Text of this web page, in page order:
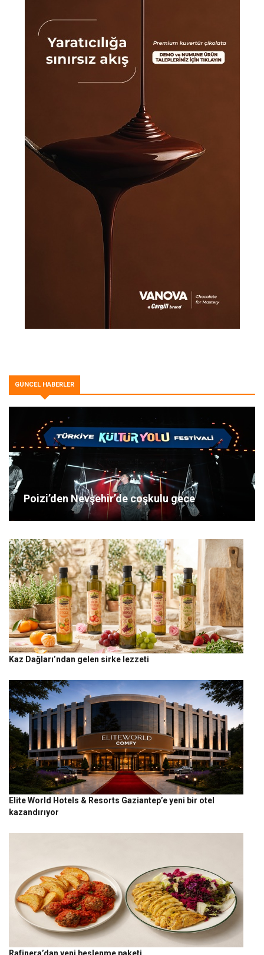
GÜNCEL HABERLER
Poizi’den Nevşehir’de coşkulu gece
Kaz Dağları’ndan gelen sirke lezzeti
Elite World Hotels & Resorts Gaziantep’e yeni bir otel
kazandırıyor